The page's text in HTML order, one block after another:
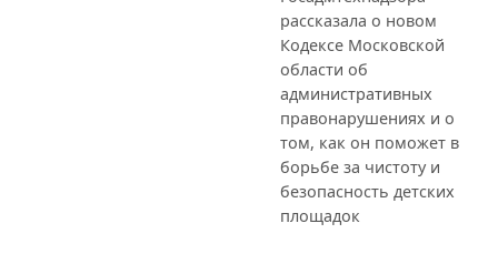
рассказала о новом
Кодексе Московской
области об
административных
правонарушениях и о
том, как он поможет в
борьбе за чистоту и
безопасность детских
площадок